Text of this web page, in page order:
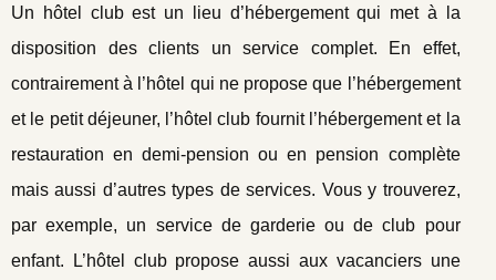
Un hôtel club est un lieu d’hébergement qui met à la
disposition des clients un service complet. En effet,
contrairement à l’hôtel qui ne propose que l’hébergement
et le petit déjeuner, l’hôtel club fournit l’hébergement et la
restauration en demi-pension ou en pension complète
mais aussi d’autres types de services. Vous y trouverez,
par exemple, un service de garderie ou de club pour
enfant. L’hôtel club propose aussi aux vacanciers une